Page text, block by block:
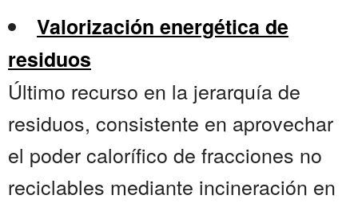
Valorización energética de
residuos
Último recurso en la jerarquía de
residuos, consistente en aprovechar
el poder calorífico de fracciones no
reciclables mediante incineración en